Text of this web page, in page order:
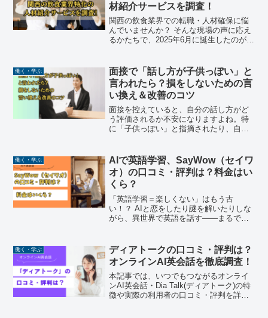
材紹介サービスを調査！
関西の飲食業界での転職・人材確保に悩
んでいませんか？ そんな現場の声に応え
るかたちで、2025年6月に誕生したのが
会社ビローが立ち上げたこのサービス
は、「業界を...
働く・学ぶ
面接で「話し方が子供っぽい」と
言われたら？損をしないための言
い換え＆改善のコツ
面接を控えていると、自分の話し方がど
う評価されるか不安になりますよね。特
に「子供っぽい」と指摘されたり、自分
う」と焦ってしまうものです。でも、安
心してください。「子供っ...
働く・学ぶ
AIで英語学習、SayWow（セイワ
オ）の口コミ・評判は？料金はい
くら？
「英語学習＝楽しくない」はもう古
い！？ AIと恋をしたり謎を解いたりしな
がら、異世界で英語を話す——まるで
日本でリリースされました。この記事で
は、Say W...
働く・学ぶ
ディアトークの口コミ・評判は？
オンラインAI英会話を徹底調査！
本記事では、いつでもつながるオンライ
ンAI英会話・Dia Talk(ディアトーク)の特
徴や実際の利用者の口コミ・評判を詳し